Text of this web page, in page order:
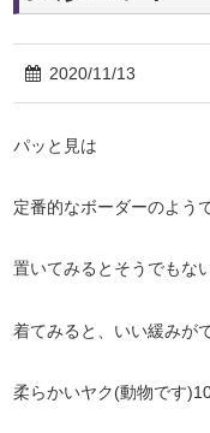
2020/11/13
パッと見は
定番的なボーダーのよう
置いてみるとそうでもない
着てみると、いい緩みが
柔らかいヤク(動物です